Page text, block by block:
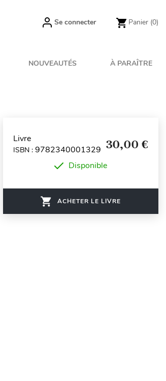
Se connecter Panier (0)
NOUVEAUTÉS À PARAÎTRE
Livre
ISBN : 9782340001329 30,00 €
Disponible
ACHETER LE LIVRE